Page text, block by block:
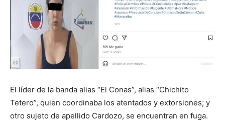
El líder de la banda alias “El Conas”, alias “Chichito
Tetero”, quien coordinaba los atentados y extorsiones; y
otro sujeto de apellido Cardozo, se encuentran en fuga.